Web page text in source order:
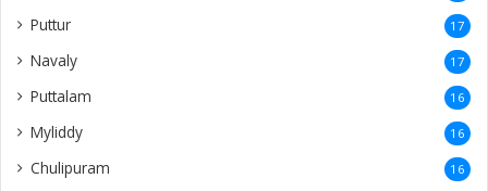
Puttur 17
Navaly 17
Puttalam 16
Myliddy 16
Chulipuram 16